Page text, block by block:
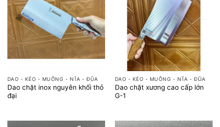
DAO - KÉO - MUỖNG - NĨA - ĐŨA
Dao chặt inox nguyên khối thỏ
đại
DAO - KÉO - MUỖNG - NĨA - ĐŨA
Dao chặt xương cao cấp lớn
G-1